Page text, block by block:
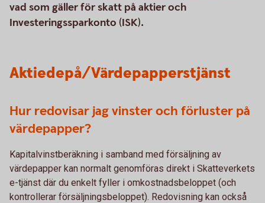
vad som gäller för skatt på aktier och
Investeringssparkonto (ISK).
Aktiedepå/Värdepapperstjänst
Hur redovisar jag vinster och förluster på
värdepapper?
Kapitalvinstberäkning i samband med försäljning av
värdepapper kan normalt genomföras direkt i Skatteverkets
e-tjänst där du enkelt fyller i omkostnadsbeloppet (och
kontrollerar försäljningsbeloppet). Redovisning kan också